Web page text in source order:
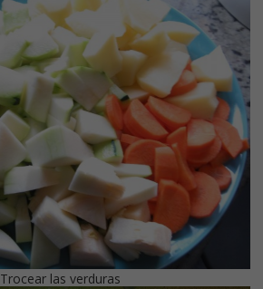
Trocear las verduras